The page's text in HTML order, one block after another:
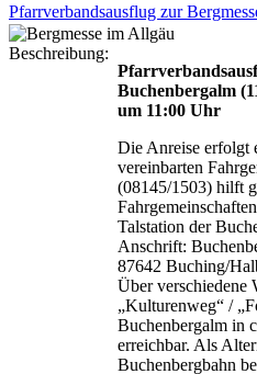
Pfarrverbandsausflug zur
Beschreibung:
Buchenbergalm
um 11:00 Uhr
Die Anreise erfolgt
vereinbarten
(08145/1503) hilft
Talstation der
Anschrift:
87642 Buching/
Über verschiedene
„Kulturenweg“ /
Buchenbergalm in
erreichbar. Als
Buchenbergbahn